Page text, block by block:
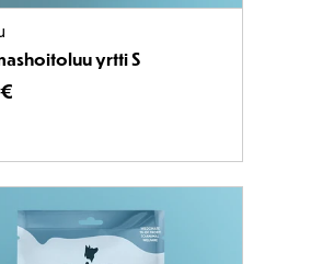
yrtti S
hinta on 3,95 €